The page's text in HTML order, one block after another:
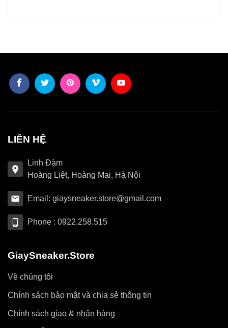
LIÊN HỆ
Linh Đàm
Hoàng Liệt, Hoàng Mai, Hà Nội
Email: giaysneaker.store@gmail.com
Phone : 0922.258.515
GiaySneaker.Store
Về chúng tôi
Chính sách bảo mật và chia sẻ thông tin
Chính sách giao & nhận hàng